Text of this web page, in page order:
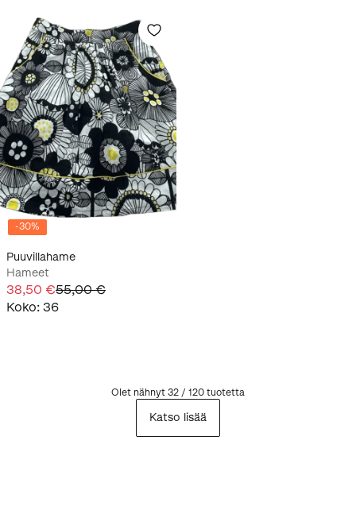
-30%
Puuvillahame
Hameet
38,50 €55,00 €
Koko: 36
Olet nähnyt 32 / 120 tuotetta
Katso lisää